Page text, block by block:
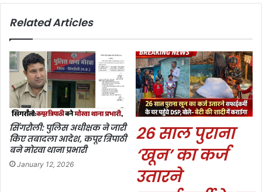
Related Articles
सिंगरौली: पुलिस अधीक्षक ने जारी
किए तबादला आदेश, कपूर त्रिपाठी
बने मोरवा थाना प्रभारी
January 12, 2026
26 साल पुराना
‘खून’ का कर्ज
उतारने